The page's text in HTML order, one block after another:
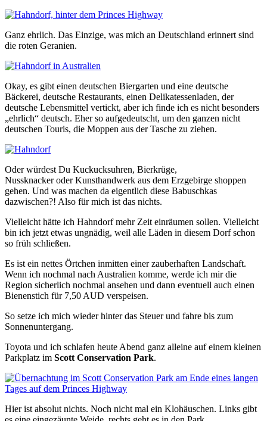
Ganz ehrlich. Das Einzige, was mich an Deutschland erinnert sind
die roten Geranien.
Okay, es gibt einen deutschen Biergarten und eine deutsche
Bäckerei, deutsche Restaurants, einen Delikatessenladen, der
deutsche Lebensmittel vertickt, aber ich finde ich es nicht besonders
„ehrlich“ deutsch. Eher so aufgedeutscht, um den ganzen nicht
deutschen Touris, die Moppen aus der Tasche zu ziehen.
Oder würdest Du Kuckucksuhren, Bierkrüge,
Nussknacker oder Kunsthandwerk aus dem Erzgebirge shoppen
gehen. Und was machen da eigentlich diese Babuschkas
dazwischen?! Also für mich ist das nichts.
Vielleicht hätte ich Hahndorf mehr Zeit einräumen sollen. Vielleicht
bin ich jetzt etwas ungnädig, weil alle Läden in diesem Dorf schon
so früh schließen.
Es ist ein nettes Örtchen inmitten einer zauberhaften Landschaft.
Wenn ich nochmal nach Australien komme, werde ich mir die
Region sicherlich nochmal ansehen und dann eventuell auch einen
Bienenstich für 7,50 AUD verspeisen.
So setze ich mich wieder hinter das Steuer und fahre bis zum
Sonnenuntergang.
Toyota und ich schlafen heute Abend ganz alleine auf einem kleinen
Parkplatz im Scott Conservation Park.
Hier ist absolut nichts. Noch nicht mal ein Klohäuschen. Links gibt